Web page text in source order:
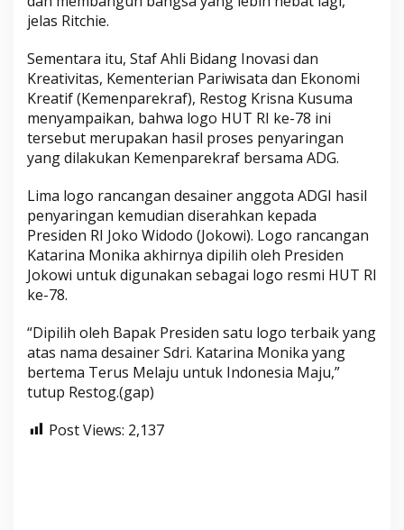
jelas Ritchie.
Sementara itu, Staf Ahli Bidang Inovasi dan
Kreativitas, Kementerian Pariwisata dan Ekonomi
Kreatif (Kemenparekraf), Restog Krisna Kusuma
menyampaikan, bahwa logo HUT RI ke-78 ini
tersebut merupakan hasil proses penyaringan
yang dilakukan Kemenparekraf bersama ADG.
Lima logo rancangan desainer anggota ADGI hasil
penyaringan kemudian diserahkan kepada
Presiden RI Joko Widodo (Jokowi). Logo rancangan
Katarina Monika akhirnya dipilih oleh Presiden
Jokowi untuk digunakan sebagai logo resmi HUT RI
ke-78.
“Dipilih oleh Bapak Presiden satu logo terbaik yang
atas nama desainer Sdri. Katarina Monika yang
bertema Terus Melaju untuk Indonesia Maju,”
tutup Restog.(gap)
Post Views: 2,137